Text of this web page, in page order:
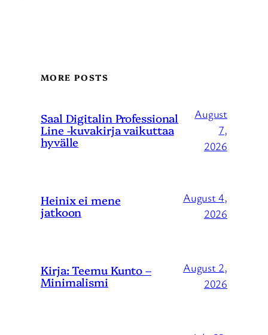
MORE POSTS
Saal Digitalin Professional
Line -kuvakirja vaikuttaa
hyvälle
August
7,
2026
Heinix ei mene
jatkoon
August 4,
2026
Kirja: Teemu Kunto –
Minimalismi
August 2,
2026